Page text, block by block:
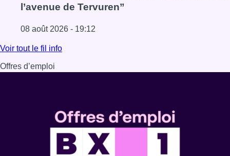
l’avenue de Tervuren”
08 août 2026 - 19:12
Lire l'article Marathon de contrôles de vitesse ce week-
Voir tout le fil info
Offres d’emploi